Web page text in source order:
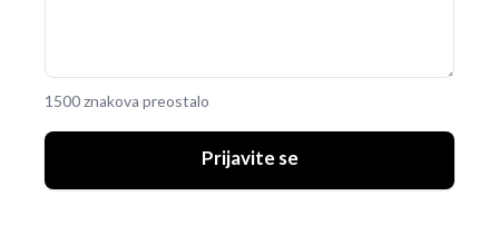
1500 znakova preostalo
Prijavite se